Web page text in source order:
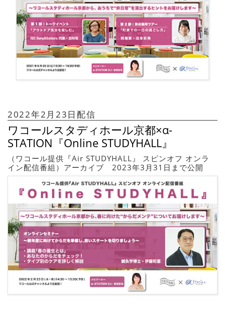
2022年2月23日配信
ワコールスタディホール京都×α-
STATION『Online STUDYHALL』
（ワコール提供『Air STUDYHALL』 スピンオフ オンラ
イン配信番組）アーカイブ 2023年3月31日まで公開